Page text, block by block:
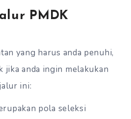
PMDK
yang harus anda penuhi,
jika anda ingin melakukan
ini:
pola seleksi